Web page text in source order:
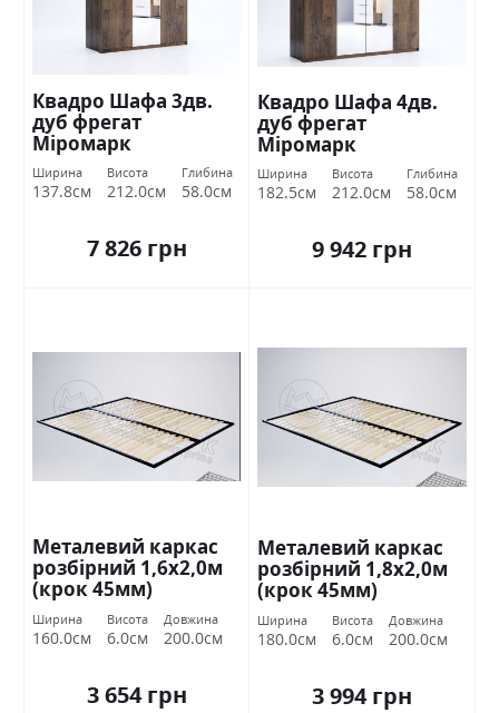
Квадро Шафа 3дв.
дуб фрегат
Міромарк
Ширина
137.8см
Висота
212.0см
Глибина
58.0см
7 826 грн
Квадро Шафа 4дв.
дуб фрегат
Міромарк
Ширина
182.5см
Висота
212.0см
Глибина
58.0см
9 942 грн
Металевий каркас
розбірний 1,6х2,0м
(крок 45мм)
Ширина
160.0см
Висота
6.0см
Довжина
200.0см
3 654 грн
Металевий каркас
розбірний 1,8х2,0м
(крок 45мм)
Ширина
180.0см
Висота
6.0см
Довжина
200.0см
3 994 грн